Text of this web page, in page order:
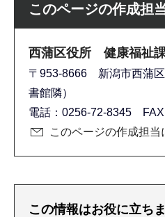
このページの作成担
西蒲区役所 健康福祉
〒953-8666 新潟市西蒲
書館隣）
電話：0256-72-8345
このページの作成担当
この情報はお役に立ち